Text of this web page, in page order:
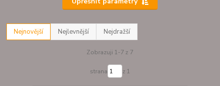
Nejnovější Nejlevnější Nejdražší
Zobrazuji 1-7 z 7
strana z 1